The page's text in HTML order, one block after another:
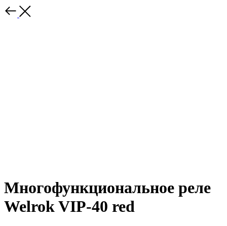
Многофункциональное реле
Welrok VIP-40 red